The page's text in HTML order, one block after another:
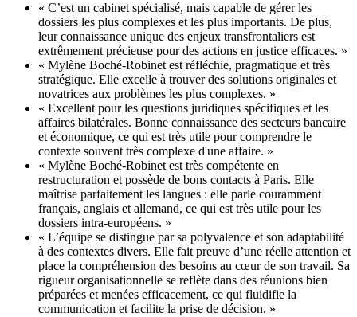
« C’est un cabinet spécialisé, mais capable de gérer les
dossiers les plus complexes et les plus importants. De plus,
leur connaissance unique des enjeux transfrontaliers est
extrêmement précieuse pour des actions en justice efficaces. »
« Mylène Boché-Robinet est réfléchie, pragmatique et très
stratégique. Elle excelle à trouver des solutions originales et
novatrices aux problèmes les plus complexes. »
« Excellent pour les questions juridiques spécifiques et les
affaires bilatérales. Bonne connaissance des secteurs bancaire
et économique, ce qui est très utile pour comprendre le
contexte souvent très complexe d'une affaire. »
« Mylène Boché-Robinet est très compétente en
restructuration et possède de bons contacts à Paris. Elle
maîtrise parfaitement les langues : elle parle couramment
français, anglais et allemand, ce qui est très utile pour les
dossiers intra-européens. »
« L’équipe se distingue par sa polyvalence et son adaptabilité
à des contextes divers. Elle fait preuve d’une réelle attention et
place la compréhension des besoins au cœur de son travail. Sa
rigueur organisationnelle se reflète dans des réunions bien
préparées et menées efficacement, ce qui fluidifie la
communication et facilite la prise de décision. »